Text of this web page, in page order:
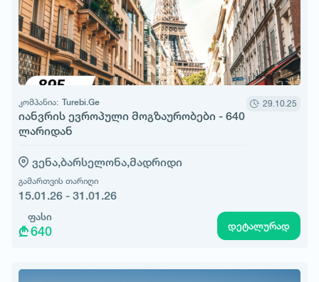
კომპანია: Turebi.Ge
იანვრის ევროპული მოგზაურობები - 640
ლარიდან
29.10.25
ვენა,ბარსელონა,მადრიდი
გამართვის თარიღი
15.01.26 - 31.01.26
ფასი
640 დეტალურად